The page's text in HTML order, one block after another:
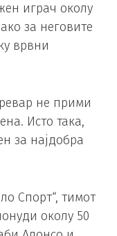
играч околу
за неговите
врвни
не прими
Исто така,
за најдобра
Спорт“, тимот
околу 50